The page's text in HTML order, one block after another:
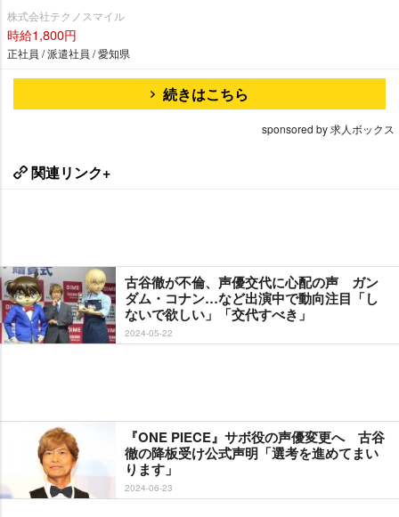
株式会社テクノスマイル
時給1,800円
正社員 / 派遣社員 / 愛知県
続きはこちら
sponsored by 求人ボックス
関連リンク+
古谷徹が不倫、声優交代に心配の声 ガン
ダム・コナン…など出演中で動向注目「し
ないで欲しい」「交代すべき」
2024-05-22
『ONE PIECE』サボ役の声優変更へ 古谷
徹の降板受け公式声明「選考を進めてまい
ります」
2024-06-23